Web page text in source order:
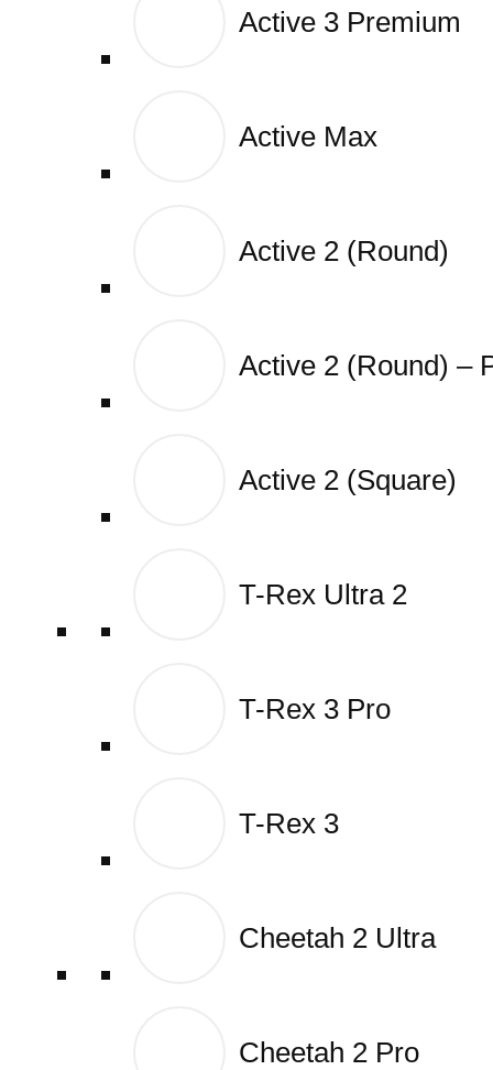
Active 3 Premium
Active Max
Active 2 (Round)
Active 2 (Round) –
Active 2 (Square)
T-Rex Ultra 2
T-Rex 3 Pro
T-Rex 3
Cheetah 2 Ultra
Cheetah 2 Pro
Active 3 Premium
Active Max
Active 2 (Round)
Active 2 (Round) –
Active 2 (Square)
T-Rex Ultra 2
T-Rex 3 Pro
T-Rex 3
Cheetah 2 Ultra
Cheetah 2 Pro